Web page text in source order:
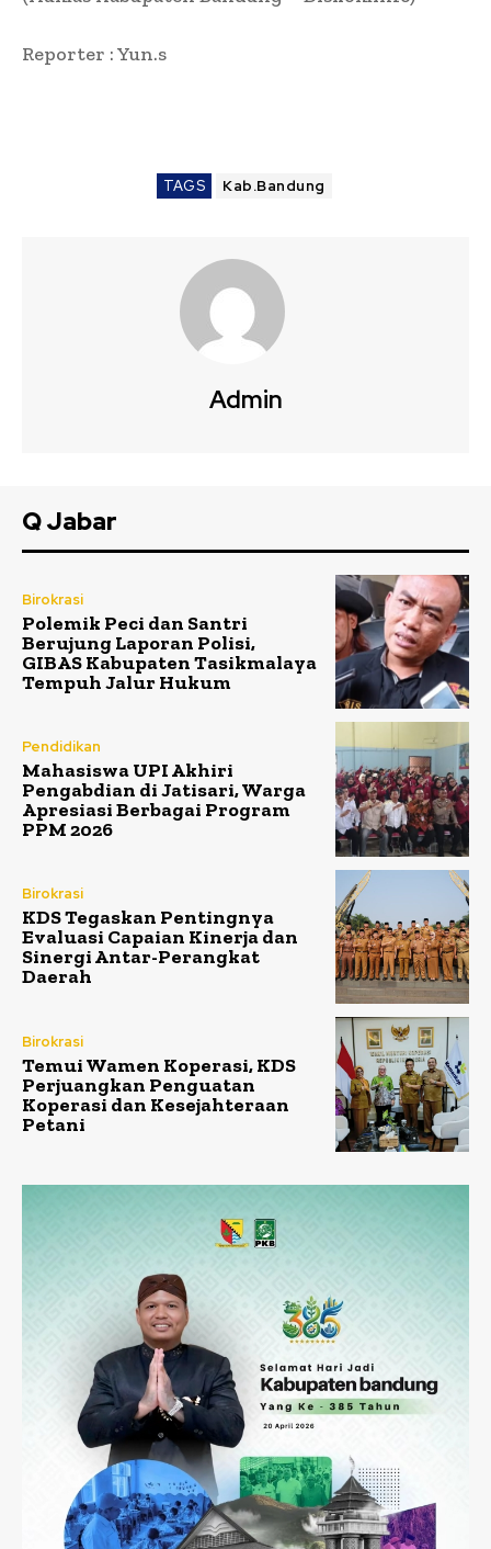
Reporter : Yun.s
TAGS Kab.Bandung
Admin
Q Jabar
Birokrasi
Polemik Peci dan Santri
Berujung Laporan Polisi,
GIBAS Kabupaten Tasikmalaya
Tempuh Jalur Hukum
Pendidikan
Mahasiswa UPI Akhiri
Pengabdian di Jatisari, Warga
Apresiasi Berbagai Program
PPM 2026
Birokrasi
KDS Tegaskan Pentingnya
Evaluasi Capaian Kinerja dan
Sinergi Antar-Perangkat
Daerah
Birokrasi
Temui Wamen Koperasi, KDS
Perjuangkan Penguatan
Koperasi dan Kesejahteraan
Petani